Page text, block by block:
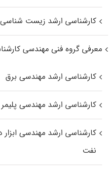
کارشناسی ارشد زیست‌
معرفی گروه فنی مهندسی
کارشناسی ارشد مهندسی برق
کارشناسی ارشد مهندسی پلیمر
کارشناسی ارشد مهندسی
نفت